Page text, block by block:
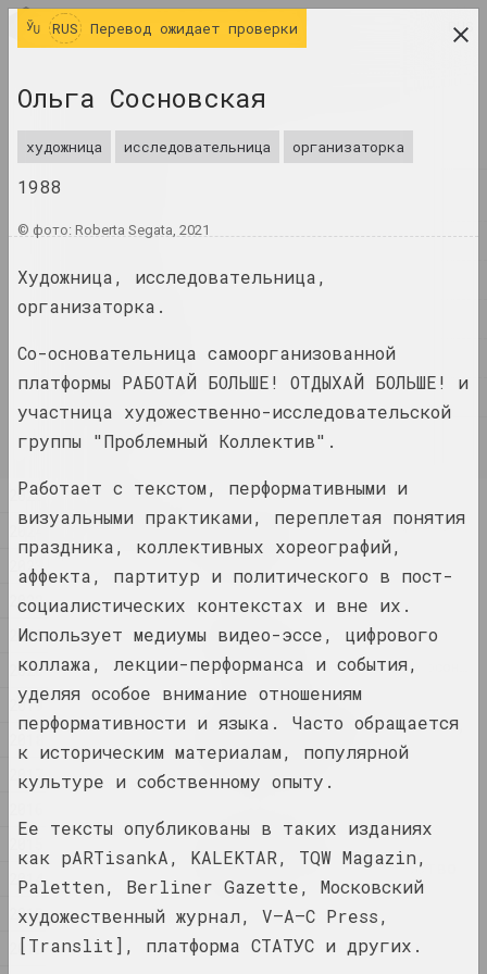
современного искусства
ЖУРНАЛ
ИМЕНА
ТЕРМИНЫ
СОБЫТИЯ
ПРОИЗВЕДЕНИЯ
ДОКУМЕНТЫ
ИНФО
RUS
2025
2024
2023
2022
2021
2020
2019
2018
2017
2014
2013
2012
2025
Где люди и звери бродят в
тени стены
Гриб и облако
2025. исследовательский проект, персональная выставка
Когда-то мы были деревьями,
теперь мы птицы
2025. групповой проект
Центр Современного Искусства
Место, где живет искусство
2025. конкурс
Нет реки без истоков
RUS Перевод ожидает проверки
Ольга Сосновская
художница исследовательница организаторка
1988
© фото: Roberta Segata, 2021
Художница, исследовательница,
организаторка.
Со-основательница самоорганизованной
платформы РАБОТАЙ БОЛЬШЕ! ОТДЫХАЙ БОЛЬШЕ! и
участница художественно-исследовательской
группы "Проблемный Коллектив".
Работает с текстом, перформативными и
визуальными практиками, переплетая понятия
праздника, коллективных хореографий,
аффекта, партитур и политического в пост-
социалистических контекстах и вне их.
Использует медиумы видео-эссе, цифрового
коллажа, лекции-перформанса и события,
уделяя особое внимание отношениям
перформативности и языка. Часто обращается
к историческим материалам, популярной
культуре и собственному опыту.
Ее тексты опубликованы в таких изданиях
как pARTisankA, KALEKTAR, TQW Magazin,
Paletten, Berliner Gazette, Московский
художественный журнал, V–A–C Press,
[Translit], платформа СТАТУС и других.